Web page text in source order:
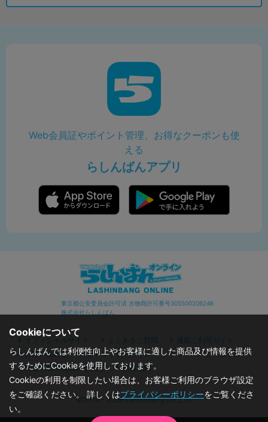
Web会員証やポイント管理、お得なクーポンも使
える
らしんばんアプリ
東京都公安委員会許可済 古物商許可番号305500206246
株式会社らしんばん
オフィシャルサイト よくあるご質問
通販ご利用ガイド
お問い合わせ
セキュリティポリシー
プライバシーポリシー
特定商取引に関する表記
利用規約
©2019 - 2026 Lashinbang Co.,Ltd.
Cookieについて
らしんばんでは利便性向上やお客様に適した商品及び情報を提供
するためにCookieを使用しております。
Cookieの利用を制限したい場合は、お客様ご利用のブラウザ設定
をご確認ください。 詳しくはプライバシーポリシーをご覧くださ
い。